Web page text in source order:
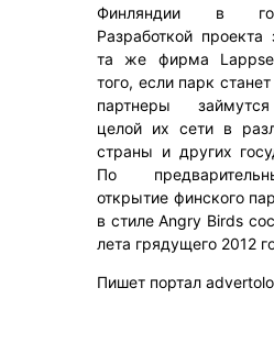
Финляндии в
Разработкой проекта
та же фирма
того, если парк
партнеры
целой их сети в
страны и других
По
открытие финского
в стиле Angry Birds
лета грядущего 2012
Пишет портал